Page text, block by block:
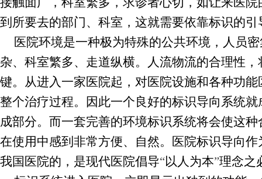
到所要去的部门、科室，这就需要依靠标识的引
医院环境是一种极为特殊的公共环境，人员
杂、科室繁多、走道纵横。人流物流的合理性
键。从进入一家医院起，对医院设施和各种功
整个治疗过程。因此一个良好的标识导向系统
成部分。而一套完善的环境标识系统将会使这
在使用中感到非常方便、自然。医院标识导向作
我国医院的，是现代医院倡导“以人为本”理念之